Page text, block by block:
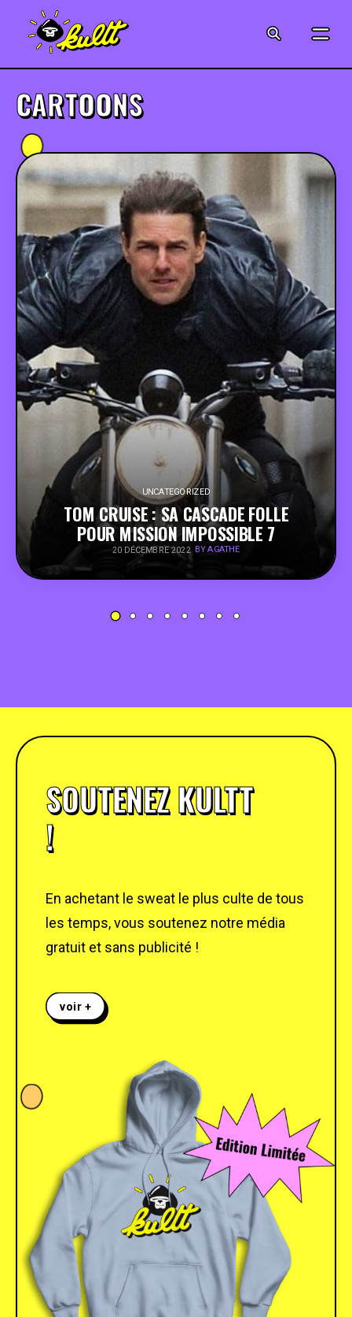
MUSIQUE
CRÉATION
ART
JEUX-VIDÉO
PEOPLE
FOOD
BONS PLANS
SOUTENEZ KULTT
CARTOONS
UNCATEGORIZED
TOM CRUISE : SA CASCADE FOLLE
POUR MISSION IMPOSSIBLE 7
20 DÉCEMBRE 2022 BY AGATHE
SOUTENEZ KULTT
!
En achetant le sweat le plus culte de tous
les temps, vous soutenez notre média
gratuit et sans publicité !
voir +